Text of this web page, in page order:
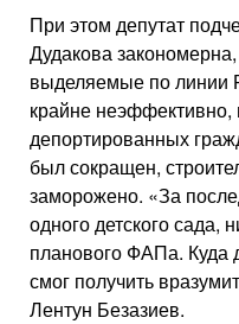
При этом депутат
Дудакова
выделяемые по линии
крайне
депортированных
был сокращен,
заморожено. «За
одного детского сада,
планового ФАПа. Куда
смог получить
Лентун Безазиев.